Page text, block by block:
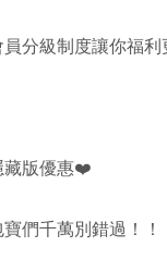
分級制度讓你福利
藏版優惠❤️
們千萬別錯過！！